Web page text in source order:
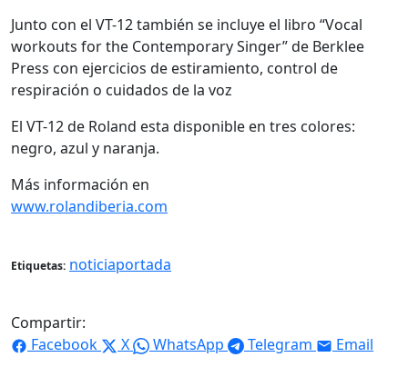
Junto con el VT-12 también se incluye el libro “Vocal
workouts for the Contemporary Singer” de Berklee
Press con ejercicios de estiramiento, control de
respiración o cuidados de la voz
El VT-12 de Roland esta disponible en tres colores:
negro, azul y naranja.
Más información en
www.rolandiberia.com
Etiquetas: noticiaportada
Compartir:
Facebook
X WhatsApp Telegram Email